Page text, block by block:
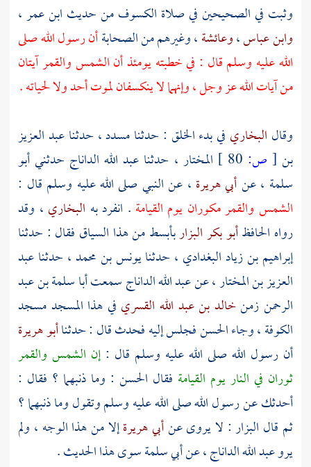
وثبت في الصحيحين في صلاة الكسوف من حديث ابن عمر،
وابن عباس،وعائشة، وغيرهم من الصحابةأن رسول الله صلى
الله عليه وسلم قال : في خطبته يومئذ أن الشمس والقمر آيتان
من آيات الله عز وجل ، وإنهما لا ينكسفان لموت أحد ولا لحياته .
وقال البخاري في بدء الخلق : حدثنامسدد، حدثناعبد العزيز
بن [ ص: المختار ، حدثنا عبد الله الداناج حدثنيأبو
سلمة ، عنأبي هريرة ، عن النبي صلى الله عليه وسلم قال :
الشمس والقمر مكوران يوم القيامة . انفرد به البخاري ، وقد
رواه الحافظأبو بكر البزاربأبسط من هذا السياق فقال : حدثنا
إبراهيم بن زياد البغدادي ، حدثنايونس بن محمد، حدثناعبد
العزيز بن المختار، عنعبد الله الداناجسمعتأبا سلمة بن عبد
الرحمنزمنخالد بن عبد الله القسري في هذا المسجد مسجد
الكوفة، وجاءالحسنفجلس إليه فحدث قال : حدثناأبو هريرة
أن رسول الله صلى الله عليه وسلم قال :إن الشمس والقمر
ثوران في النار يوم القيامة فقال الحسن : وما ذنبهما ؟ فقال :
أحدثك عن رسول الله صلى الله عليه وسلم وتقول وما ذنبهما ؟
ثم قال البزار: لا يروى عنأبي هريرةإلا من هذا الوجه ، ولم
يروعبد الله الداناج، عنأبي سلمةسوى هذا الحديث .